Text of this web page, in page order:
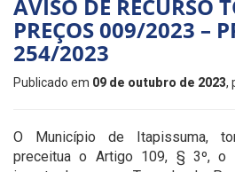
AVISO DE RECURSO
PREÇOS 009/2023 –
254/2023
Publicado em 09 de outubro de 2023,
O Município de Itapissuma,
preceitua o Artigo 109, § 3º, o